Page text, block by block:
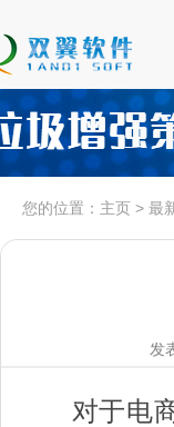
您的位置： 主页 > 最
发
对于电